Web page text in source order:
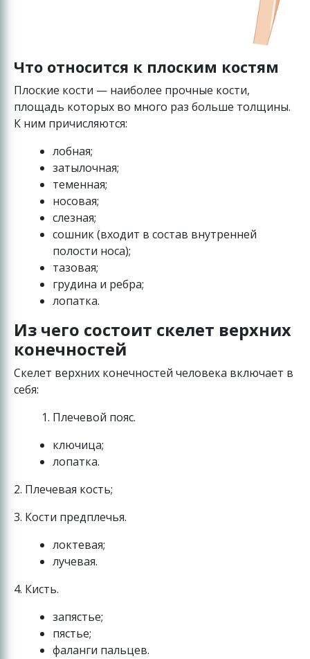
Что относится к плоским костям
Плоские кости — наиболее прочные кости,
площадь которых во много раз больше толщины.
К ним причисляются:
лобная;
затылочная;
теменная;
носовая;
слезная;
сошник (входит в состав внутренней
полости носа);
тазовая;
грудина и ребра;
лопатка.
Из чего состоит скелет верхних
конечностей
Скелет верхних конечностей человека включает в
себя:
Плечевой пояс.
ключица;
лопатка.
2. Плечевая кость;
3. Кости предплечья.
локтевая;
лучевая.
4. Кисть.
запястье;
пястье;
фаланги пальцев.